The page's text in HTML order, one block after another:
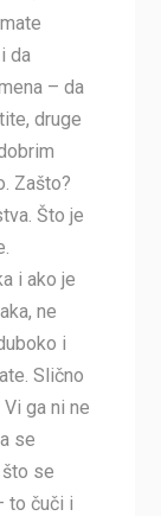
da
– da
druge
Zašto?
Što je
i ako je
ne
i
Slično
ga ni ne
se
se
to čuči i